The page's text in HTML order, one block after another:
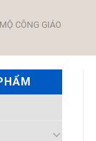
MỘ CÔNG GIÁO